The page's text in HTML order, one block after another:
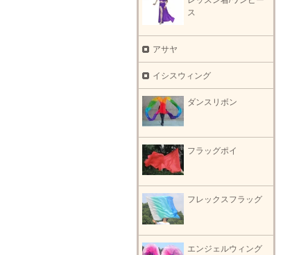
ス
アサヤ
イシスウィング
ダンスリボン
フラッグポイ
フレックスフラッグ
エンジェルウィング